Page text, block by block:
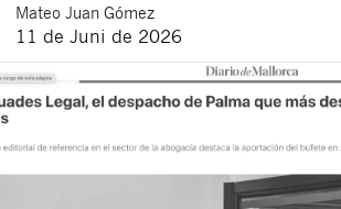
Mateo Juan Gómez
11 de Juni de 2026